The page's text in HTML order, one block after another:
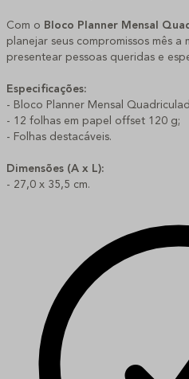
Com o Bloco Planner Mensal
planejar seus compromissos mês
presentear pessoas queridas e
Especificações:
- Bloco Planner Mensal
- 12 folhas em papel offset 120 g;
- Folhas destacáveis.
Dimensões (A x L):
- 27,0 x 35,5 cm.